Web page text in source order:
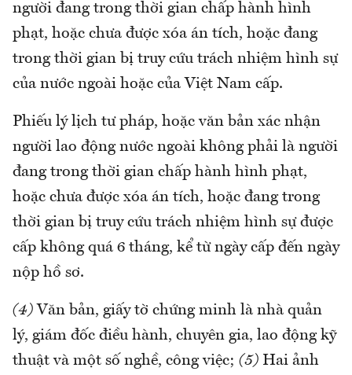
người đang trong thời gian chấp hành hình
phạt, hoặc chưa được xóa án tích, hoặc đang
trong thời gian bị truy cứu trách nhiệm hình sự
của nước ngoài hoặc của Việt Nam cấp.
Phiếu lý lịch tư pháp, hoặc văn bản xác nhận
người lao động nước ngoài không phải là người
đang trong thời gian chấp hành hình phạt,
hoặc chưa được xóa án tích, hoặc đang trong
thời gian bị truy cứu trách nhiệm hình sự được
cấp không quá 6 tháng, kể từ ngày cấp đến ngày
nộp hồ sơ.
(4) Văn bản, giấy tờ chứng minh là nhà quản
lý, giám đốc điều hành, chuyên gia, lao động kỹ
thuật và một số nghề, công việc; (5) Hai ảnh